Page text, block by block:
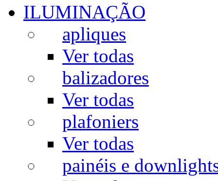
ILUMINAÇÃO
apliques
Ver todas
balizadores
Ver todas
plafoniers
Ver todas
painéis e